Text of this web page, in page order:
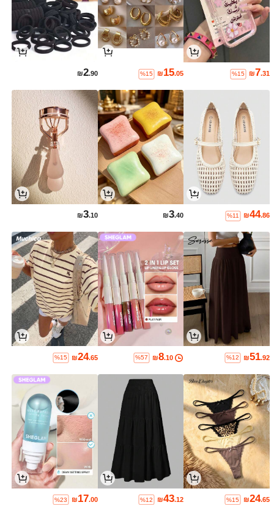
₪7.31
%15
₪15.05
%15
₪2.90
₪44.86
%11
₪3.40
₪3.10
₪51.92
%12
₪8.10
%57
₪24.65
%15
₪24.65
%15
₪43.12
%12
₪17.00
%23